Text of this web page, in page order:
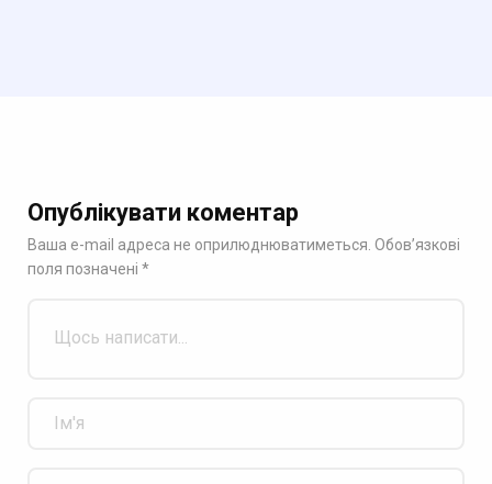
Опублікувати коментар
Ваша e-mail адреса не оприлюднюватиметься. Обов’язкові
поля позначені *